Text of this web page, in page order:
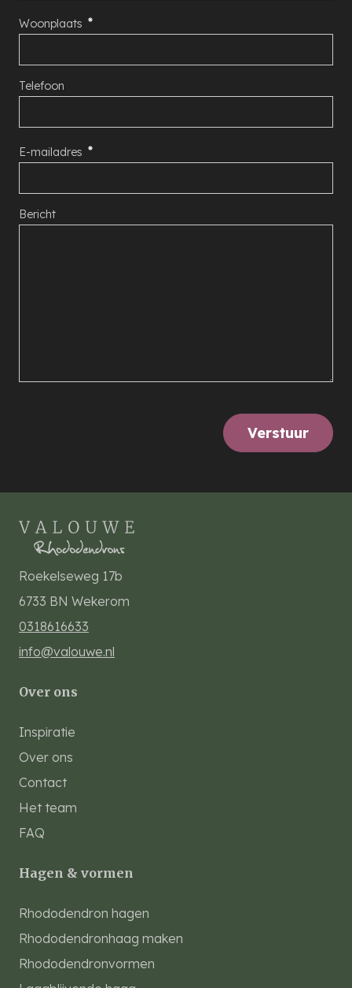
Woonplaats
Telefoon
E-mailadres
Bericht
Verstuur
Roekelseweg 17b
6733 BN Wekerom
0318616633
info@valouwe.nl
Over ons
Inspiratie
Over ons
Contact
Het team
FAQ
Hagen & vormen
Rhododendron hagen
Rhododendronhaag maken
Rhododendronvormen